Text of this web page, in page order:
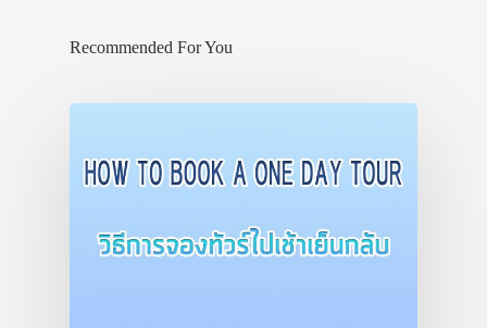
Recommended For You